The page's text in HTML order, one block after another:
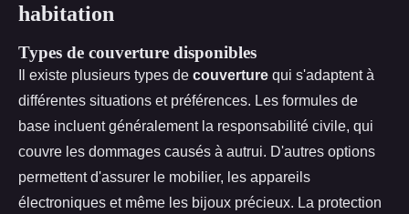
habitation
Types de couverture disponibles
Il existe plusieurs types de couverture qui s'adaptent à
différentes situations et préférences. Les formules de
base incluent généralement la responsabilité civile, qui
couvre les dommages causés à autrui. D'autres options
permettent d'assurer le mobilier, les appareils
électroniques et même les bijoux précieux. La protection